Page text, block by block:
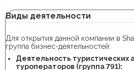
Виды деятельности
Для открытия данной компании в
группа бизнес-деятельностей:
Деятельность туристических
туроператоров (группа 791):